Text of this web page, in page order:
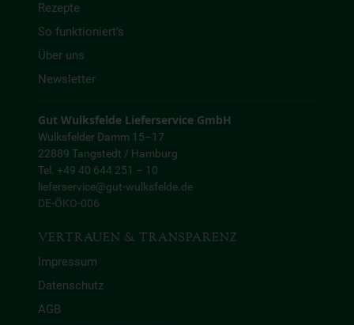
Rezepte
So funktioniert’s
Über uns
Newsletter
Gut Wulksfelde Lieferservice GmbH
Wulksfelder Damm 15–17
22889 Tangstedt / Hamburg
Tel. +49 40 644 251 – 10
lieferservice@gut-wulksfelde.de
DE-ÖKO-006
VERTRAUEN & TRANSPARENZ
Impressum
Datenschutz
AGB